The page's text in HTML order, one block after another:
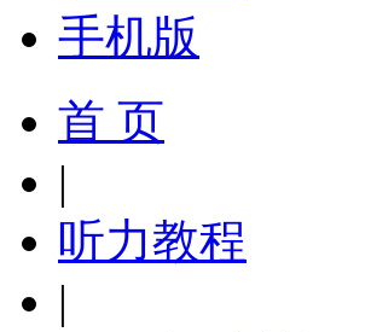
手机版
首 页
|
听力教程
|